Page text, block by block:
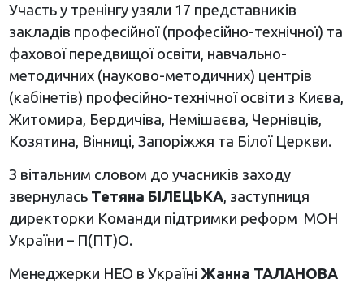
Участь у тренінгу узяли 17 представників
закладів професійної (професійно-технічної) та
фахової передвищої освіти, навчально-
методичних (науково-методичних) центрів
(кабінетів) професійно-технічної освіти з Києва,
Житомира, Бердичіва, Немішаєва, Чернівців,
Козятина, Вінниці, Запоріжжя та Білої Церкви.
З вітальним словом до учасників заходу
звернулась Тетяна БІЛЕЦЬКА, заступниця
директорки Команди підтримки реформ МОН
України – П(ПТ)О.
Менеджерки НЕО в Україні Жанна ТАЛАНОВА